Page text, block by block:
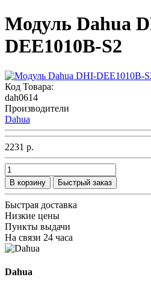
Модуль Dahua
DEE1010B-S2
Код Товара:
dah0614
Производители
Dahua
2231 р.
В корзину Быстрый заказ
Быстрая доставка
Низкие цены
Пункты выдачи
На связи 24 часа
Dahua